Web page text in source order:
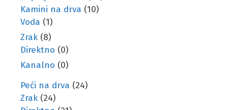
Kamini na drva (10)
Voda (1)
Zrak (8)
Direktno (0)
Kanalno (0)
Peći na drva (24)
Zrak (24)